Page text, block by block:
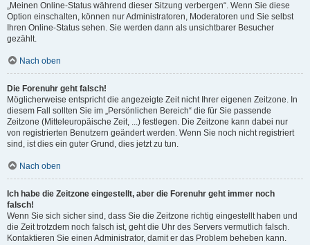
„Meinen Online-Status während dieser Sitzung verbergen“. Wenn Sie diese
Option einschalten, können nur Administratoren, Moderatoren und Sie selbst
Ihren Online-Status sehen. Sie werden dann als unsichtbarer Besucher
gezählt.
Nach oben
Die Forenuhr geht falsch!
Möglicherweise entspricht die angezeigte Zeit nicht Ihrer eigenen Zeitzone. In
diesem Fall sollten Sie im „Persönlichen Bereich“ die für Sie passende
Zeitzone (Mitteleuropäische Zeit, ...) festlegen. Die Zeitzone kann dabei nur
von registrierten Benutzern geändert werden. Wenn Sie noch nicht registriert
sind, ist dies ein guter Grund, dies jetzt zu tun.
Nach oben
Ich habe die Zeitzone eingestellt, aber die Forenuhr geht immer noch
falsch!
Wenn Sie sich sicher sind, dass Sie die Zeitzone richtig eingestellt haben und
die Zeit trotzdem noch falsch ist, geht die Uhr des Servers vermutlich falsch.
Kontaktieren Sie einen Administrator, damit er das Problem beheben kann.